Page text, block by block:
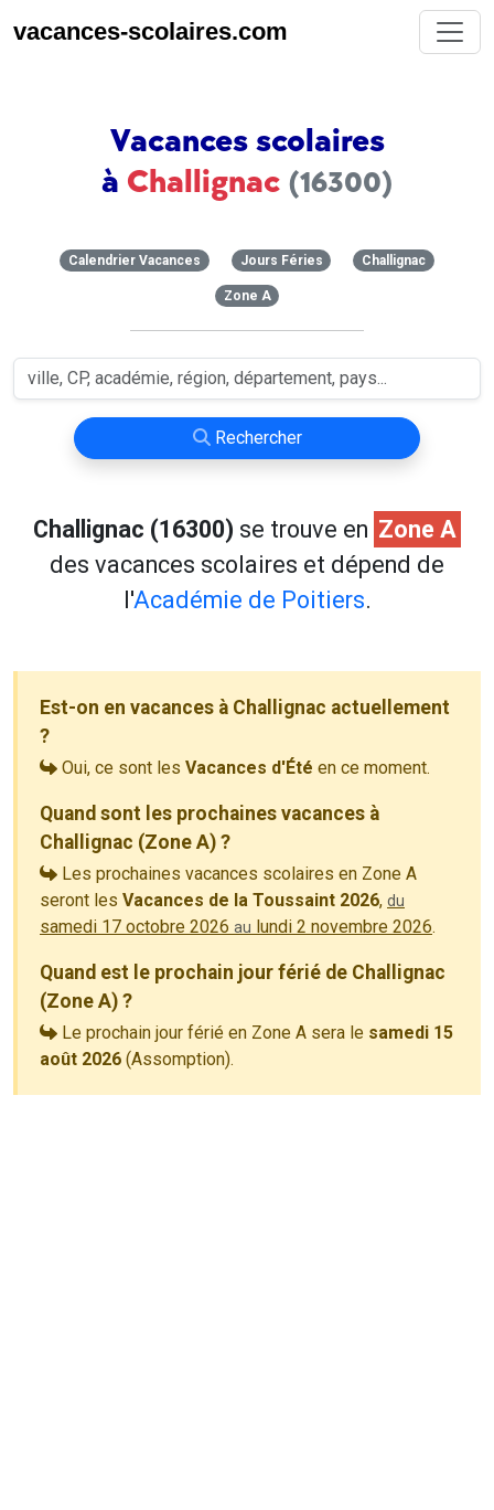
vacances-scolaires.com
Vacances scolaires
à Challignac (16300)
Calendrier Vacances Jours Féries Challignac
Zone A
Rechercher
Challignac (16300) se trouve en Zone A
des vacances scolaires et dépend de
l'Académie de Poitiers.
Est-on en vacances à Challignac actuellement
?
Oui, ce sont les Vacances d'Été en ce moment.
Quand sont les prochaines vacances à
Challignac (Zone A) ?
Les prochaines vacances scolaires en Zone A
seront les Vacances de la Toussaint 2026, du
samedi 17 octobre 2026 au lundi 2 novembre 2026.
Quand est le prochain jour férié de Challignac
(Zone A) ?
Le prochain jour férié en Zone A sera le samedi 15
août 2026 (Assomption).